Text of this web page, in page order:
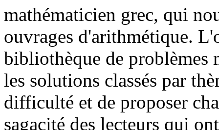
mathématicien grec, qui
ouvrages d'arithmétique.
bibliothèque de problèmes
les solutions classés par
difficulté et de proposer
sagacité des lecteurs qui